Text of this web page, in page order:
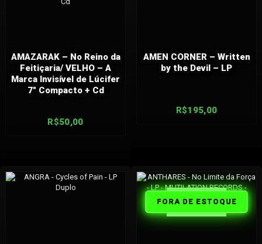
AMAZARAK – No Reino da
Feitiçaria/ VELHO – A
Marca Invisível de Lúcifer
7″ Compacto + Cd
R$50,00
AMEN CORNER – Written
by the Devil – LP
R$195,00
ESTOQUE
FORA DE ESTOQUE